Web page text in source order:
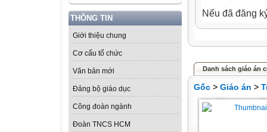
THÔNG TIN
Giới thiệu chung
Cơ cấu tổ chức
Văn bản mới
Đảng bộ giáo dục
Công đoàn ngành
Đoàn TNCS HCM
Nếu đã đăng
Danh sách giáo án
Gốc > Giáo án >